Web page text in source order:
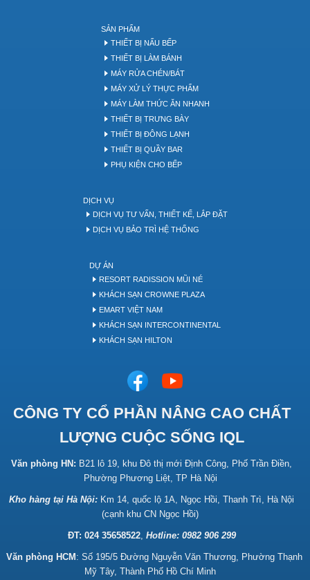
SẢN PHẨM
THIẾT BỊ NẤU BẾP
THIẾT BỊ LÀM BÁNH
MÁY RỬA CHÉN/BÁT
MÁY XỬ LÝ THỰC PHẨM
MÁY LÀM THỨC ĂN NHANH
THIẾT BỊ TRƯNG BÀY
THIẾT BỊ ĐÔNG LẠNH
THIẾT BỊ QUẦY BAR
PHỤ KIỆN CHO BẾP
DỊCH VỤ
DỊCH VỤ TƯ VẤN, THIẾT KẾ, LẮP ĐẶT
DỊCH VỤ BẢO TRÌ HỆ THỐNG
DỰ ÁN
RESORT RADISSION MŨI NÉ
KHÁCH SẠN CROWNE PLAZA
EMART VIỆT NAM
KHÁCH SẠN INTERCONTINENTAL
KHÁCH SẠN HILTON
CÔNG TY CỔ PHẦN NÂNG CAO CHẤT
LƯỢNG CUỘC SỐNG IQL
Văn phòng HN: B21 lô 19, khu Đô thị mới Định Công, Phố Trần Điền,
Phường Phương Liệt, TP Hà Nội
Kho hàng tại Hà Nội: Km 14, quốc lộ 1A, Ngọc Hồi, Thanh Trì, Hà Nội
(cạnh khu CN Ngọc Hồi)
ĐT: 024 35658522, Hotline: 0982 906 299
Văn phòng HCM : Số 195/5 Đường Nguyễn Văn Thương, Phường Thạnh
Mỹ Tây, Thành Phố Hồ Chí Minh